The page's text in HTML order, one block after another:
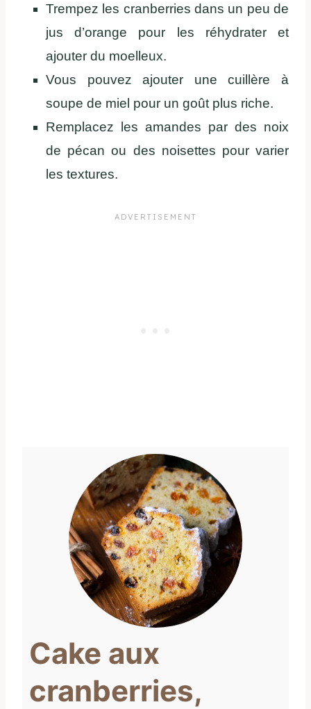
Trempez les cranberries dans un peu de
jus d’orange pour les réhydrater et
ajouter du moelleux.
Vous pouvez ajouter une cuillère à
soupe de miel pour un goût plus riche.
Remplacez les amandes par des noix
de pécan ou des noisettes pour varier
les textures.
Cake aux
cranberries,